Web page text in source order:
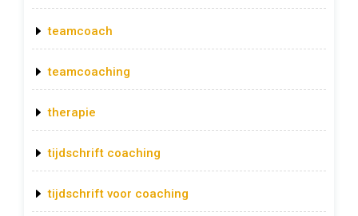
teamcoach
teamcoaching
therapie
tijdschrift coaching
tijdschrift voor coaching